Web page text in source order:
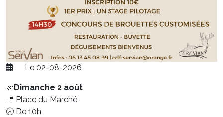
Le 02-08-2026
🎉 Dimanche 2 août
📍 Place du Marché
🕗 De 10h